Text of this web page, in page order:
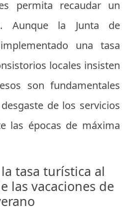
permita recaudar un
Aunque la Junta de
una tasa
locales insisten
son fundamentales
de los servicios
las épocas de máxima
tasa turística al
las vacaciones de